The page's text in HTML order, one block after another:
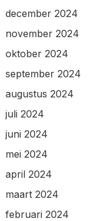
december 2024
november 2024
oktober 2024
september 2024
augustus 2024
juli 2024
juni 2024
mei 2024
april 2024
maart 2024
februari 2024